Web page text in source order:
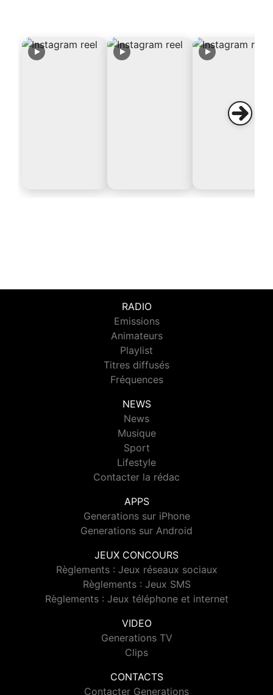
RADIO
Emissions
Animateurs
Playlist
Titres diffusés
Fréquences
NEWS
News
Musique
Sport
Lifestyle
Contacter la rédac
APPS
Generations sur iPhone
Generations sur Android
JEUX CONCOURS
Règlements : Jeux réseaux sociaux
Règlements : Jeux SMS
Règlements : Jeux téléphone et internet
VIDEO
Generations TV
Clips
CONTACTS
Contacter Generations